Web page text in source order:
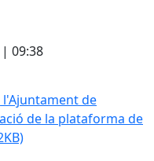
09:38
de
de la plataforma de